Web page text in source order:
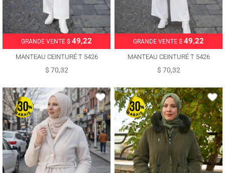
GRANDE VENTE $ 49,22
MANTEAU CEINTURÉ T 5426
$ 70,32
GRANDE VENTE $ 49,22
MANTEAU CEINTURÉ T 5426
$ 70,32